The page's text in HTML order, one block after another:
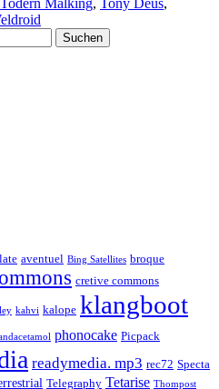
aventuel Bing Satellites broque
cretive commons
kahvi kalope klangboot
phonocake Picpack
readymedia. mp3 rec72 Specta
Telegraphy Tetarise Thompost